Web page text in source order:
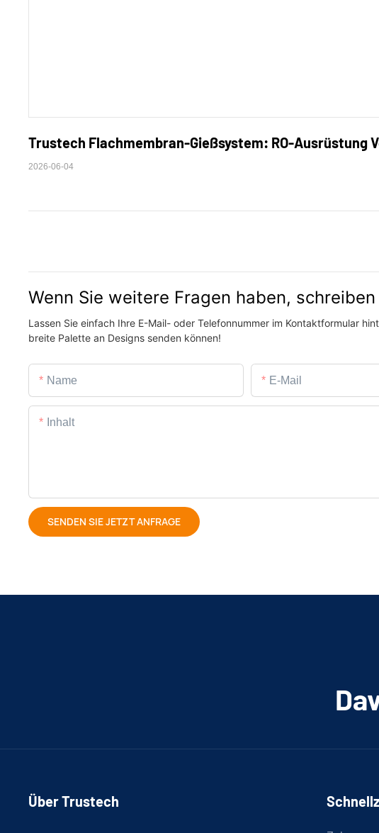
Trustech Flachmembran-Gießsystem: RO-Ausrüstung
2026-06-04
Wenn Sie weitere Fragen haben, schreiben
Lassen Sie einfach Ihre E-Mail- oder Telefonnummer im Kontaktformular
breite Palette an Designs senden können!
Name E-Mail
Inhalt
SENDEN SIE JETZT ANFRAGE
Über Trustech